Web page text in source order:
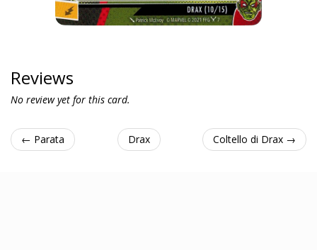
Reviews
No review yet for this card.
← Parata Drax Coltello di Drax →